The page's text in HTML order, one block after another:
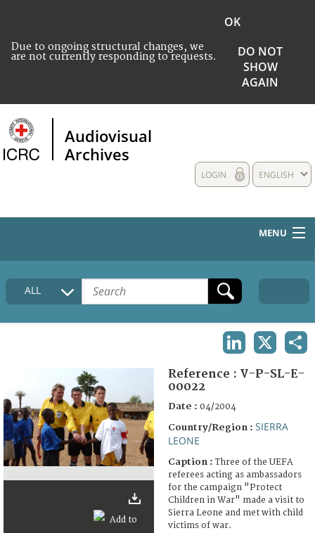
Due to ongoing structural changes, we
are not currently responding to requests.
OK
DO NOT
SHOW
AGAIN
Audiovisual
Archives
ENGLISH
LOGIN
MENU
HOME
COLLECTIONS DESCRIPTION
ALL
Reference : V-P-SL-E-
00022
Date : 04/2004
Country/Region : SIERRA
LEONE
Caption :Three of the UEFA
referees acting as ambassadors
for the campaign "Protect
Children in War" made a visit to
Sierra Leone and met with child
victims of war.